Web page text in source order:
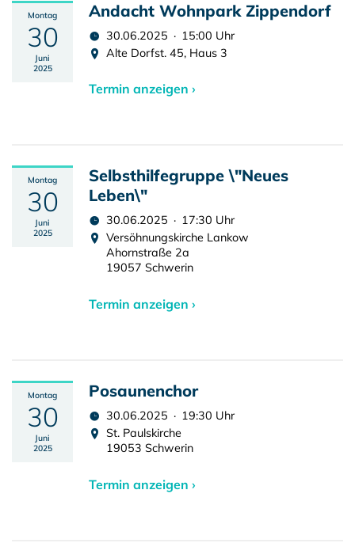
Montag
30
Juni
2025
Andacht Wohnpark Zippendorf
30.06.2025 · 15:00 Uhr
Alte Dorfst. 45, Haus 3
Termin anzeigen ›
Montag
30
Juni
2025
Selbsthilfegruppe \"Neues
Leben\"
30.06.2025 · 17:30 Uhr
Versöhnungskirche Lankow
Ahornstraße 2a
19057 Schwerin
Termin anzeigen ›
Montag
30
Juni
2025
Posaunenchor
30.06.2025 · 19:30 Uhr
St. Paulskirche
19053 Schwerin
Termin anzeigen ›